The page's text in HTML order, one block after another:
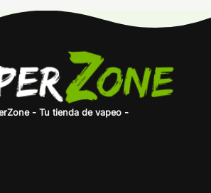
- Tu tienda de vapeo -